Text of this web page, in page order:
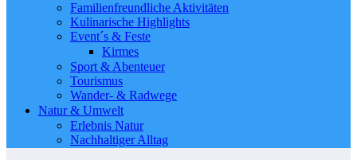
Familienfreundliche Aktivitäten
Kulinarische Highlights
Event´s & Feste
Kirmes
Sport & Abenteuer
Tourismus
Wander- & Radwege
Natur & Umwelt
Erlebnis Natur
Nachhaltiger Alltag